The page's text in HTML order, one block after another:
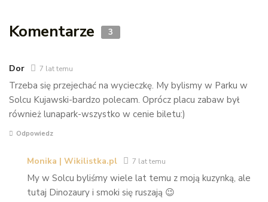
Komentarze 3
Dor 7 lat temu
Trzeba się przejechać na wycieczkę. My bylismy w Parku w
Solcu Kujawski-bardzo polecam. Oprócz placu zabaw był
również lunapark-wszystko w cenie biletu:)
Odpowiedz
Monika | Wikilistka.pl 7 lat temu
My w Solcu byliśmy wiele lat temu z moją kuzynką, ale
tutaj Dinozaury i smoki się ruszają 😉